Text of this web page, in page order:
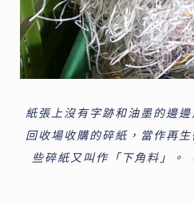
紙張上沒有字跡和油墨的邊
回收場收購的碎紙，當作再
些碎紙又叫作「下角料」。